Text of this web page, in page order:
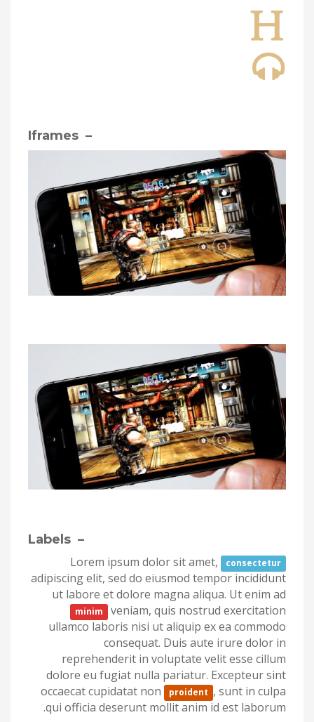
– Iframes
– Labels
Lorem ipsum dolor sit amet,
consectetur
adipiscing elit, sed do eiusmod tempor incididunt
ut labore et dolore magna aliqua. Ut enim ad
minim
veniam, quis nostrud exercitation
ullamco laboris nisi ut aliquip ex ea commodo
consequat. Duis aute irure dolor in
reprehenderit in voluptate velit esse cillum
dolore eu fugiat nulla pariatur. Excepteur sint
occaecat cupidatat non
proident , sunt in culpa
qui officia deserunt mollit anim id est laborum.